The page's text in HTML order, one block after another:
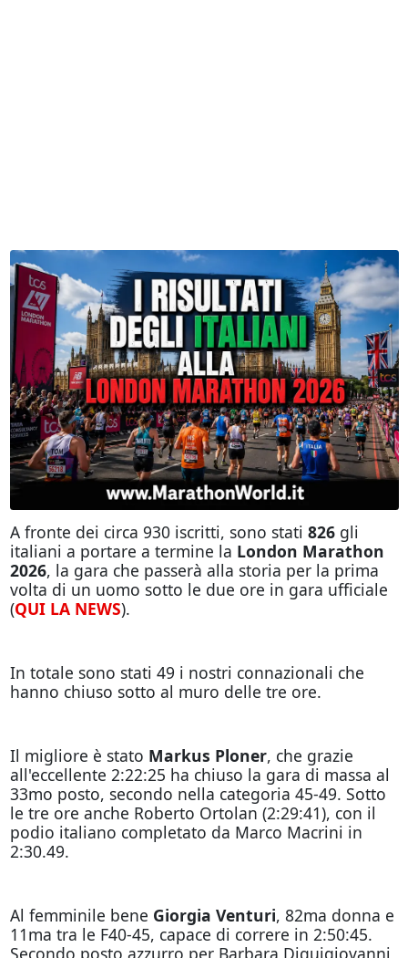
A fronte dei circa 930 iscritti, sono stati 826gli
italiani a portare a termine la London Marathon
2026, la gara che passerà alla storia per la prima
volta di un uomo sotto le due ore in gara ufficiale
(QUI LA NEWS).
In totale sono stati 49 i nostri connazionali che
hanno chiuso sotto al muro delle tre ore.
Il migliore è stato Markus Ploner, che grazie
all'eccellente 2:22:25 ha chiuso la gara di massa al
33mo posto, secondo nella categoria 45-49. Sotto
le tre ore anche Roberto Ortolan (2:29:41), con il
podio italiano completato da Marco Macrini in
2:30.49.
Al femminile bene Giorgia Venturi, 82ma donna e
11ma tra le F40-45, capace di correre in 2:50:45.
Secondo posto azzurro per Barbara Diquigiovanni